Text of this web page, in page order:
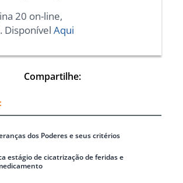
20 on-line,
DisponívelAqui
Compartilhe:
dos Poderes e seus critérios
estágio de cicatrização de feridas e